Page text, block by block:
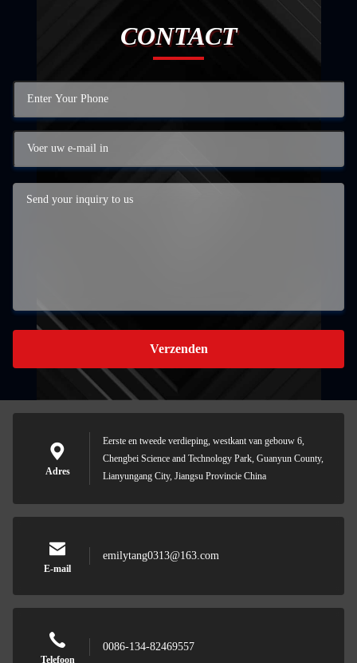
CONTACT
Verzenden
Adres
Eerste en tweede verdieping, westkant van gebouw 6,
Chengbei Science and Technology Park, Guanyun County,
Lianyungang City, Jiangsu Provincie China
E-mail
emilytang0313@163.com
Telefoon
0086-134-82469557